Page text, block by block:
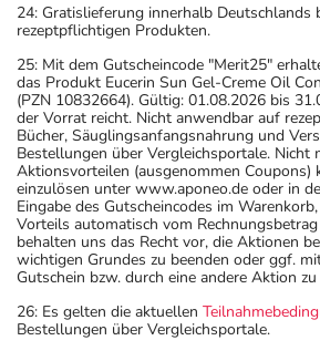
24: Gratislieferung innerhalb Deutschlands
rezeptpflichtigen Produkten.
25: Mit dem Gutscheincode "Merit25"
das Produkt Eucerin Sun Gel-Creme Oil
(PZN 10832664). Gültig: 01.08.2026 bis
der Vorrat reicht. Nicht anwendbar auf
Bücher, Säuglingsanfangsnahrung und
Bestellungen über Vergleichsportale. Nicht
Aktionsvorteilen (ausgenommen Coupons)
einzulösen unter www.aponeo.de oder in
Eingabe des Gutscheincodes im
Vorteils automatisch vom
behalten uns das Recht vor, die Aktionen
wichtigen Grundes zu beenden oder ggf.
Gutschein bzw. durch eine andere Aktion
26: Es gelten die aktuellen
Bestellungen über Vergleichsportale.